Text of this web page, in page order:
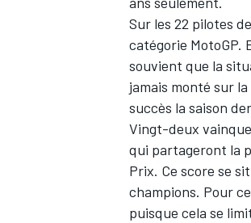
Sur les 22 pilotes
catégorie MotoGP.
souvient que la
jamais monté sur
succès la saison
Vingt-deux
qui partageront la
Prix. Ce score se
champions. Pour
puisque cela se